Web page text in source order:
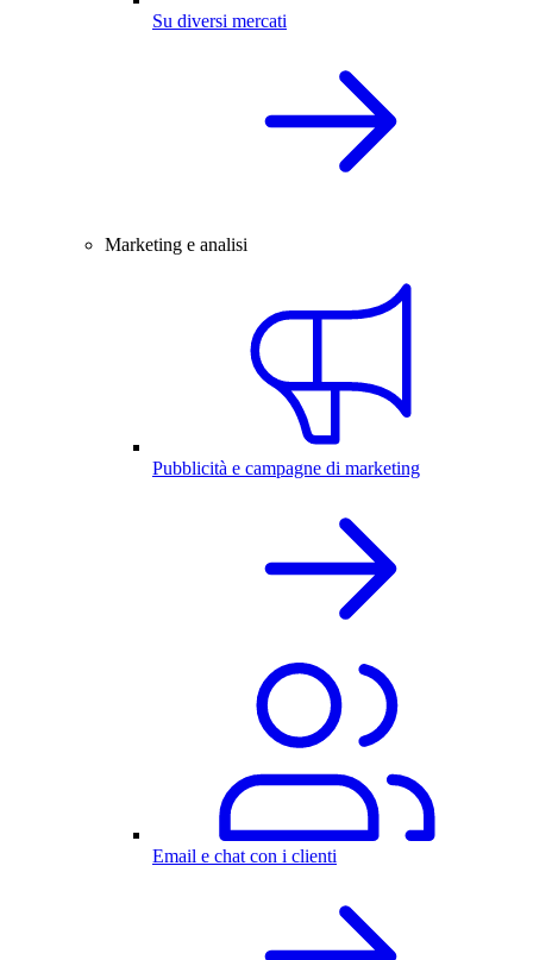
Su diversi mercati
Marketing e analisi
Pubblicità e campagne di marketing
Email e chat con i clienti